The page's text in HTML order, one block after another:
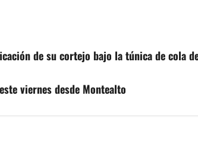
de su cortejo bajo la túnica de cola
viernes desde Montealto